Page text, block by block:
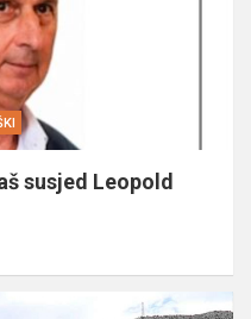
susjed Leopold